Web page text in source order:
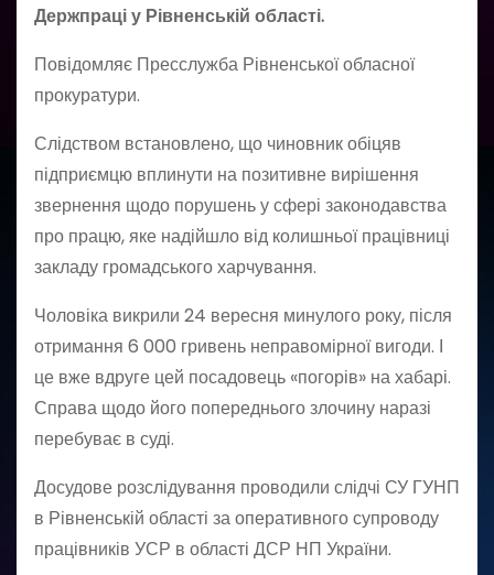
Держпраці у Рівненській області.
Повідомляє Пресслужба Рівненської обласної
прокуратури.
Слідством встановлено, що чиновник обіцяв
підприємцю вплинути на позитивне вирішення
звернення щодо порушень у сфері законодавства
про працю, яке надійшло від колишньої працівниці
закладу громадського харчування.
Чоловіка викрили 24 вересня минулого року, після
отримання 6 000 гривень неправомірної вигоди. І
це вже вдруге цей посадовець «погорів» на хабарі.
Справа щодо його попереднього злочину наразі
перебуває в суді.
Досудове розслідування проводили слідчі СУ ГУНП
в Рівненській області за оперативного супроводу
працівників УСР в області ДСР НП України.